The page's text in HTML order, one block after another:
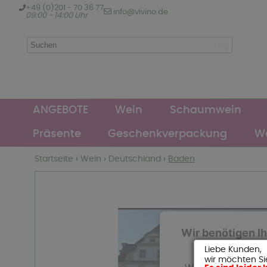
+49 (0)201 - 70 36 77
09:00 - 14:00 Uhr
info@vivino.de
ANGEBOTE Wein Schaumwein
Präsente Geschenkverpackung
Startseite › Wein › Deutschland › Baden
Wir benötigen
YouTube
Liebe Kunden,
wir möchten